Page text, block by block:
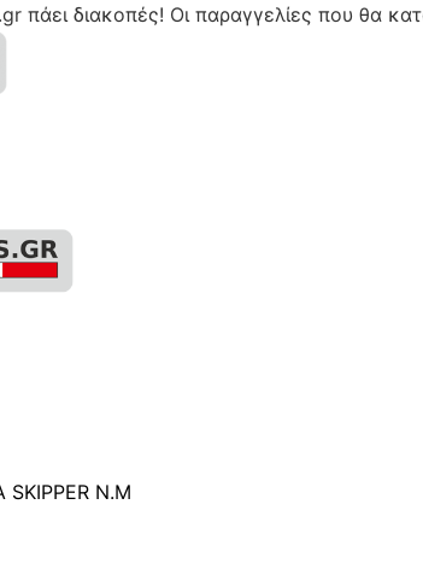
πάει διακοπές! Οι παραγγελίες που θα
Ν.Μ